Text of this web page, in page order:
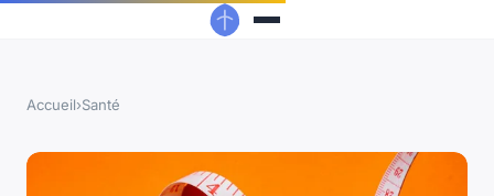
Accueil›Santé